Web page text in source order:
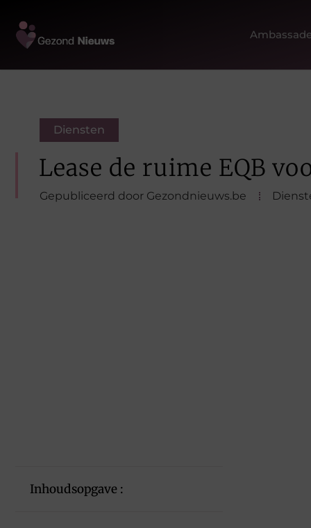
Diensten
Lease de ruime EQB
Gepubliceerd door Gezondnieuws.be
Inhoudsopgave :